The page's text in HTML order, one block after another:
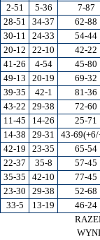
2-51 5-36
7-87
28-51 34-37
62-88
30-11 24-33
54-44
20-12 22-10
42-22
41-26 4-54
45-80
49-13 20-19
69-32
39-35 42-1
81-36
43-22 29-38
72-60
11-45 14-26
25-71
14-38 29-31
43-
42-19 23-35
65-54
22-37 35-8
57-45
35-35 42-10
77-45
23-30 29-38
52-68
33-5 13-19
46-24